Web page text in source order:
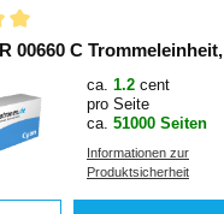
00660 C
ca. 1.2 cent
pro Seite
ca. 51000 Seiten
Informationen zur
Produktsicherheit